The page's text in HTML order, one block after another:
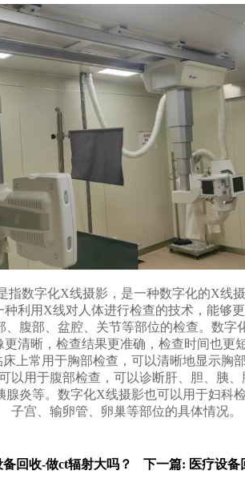
指数字化X线摄影，是一种数字化的X线
利用X线对人体进行检查的技术，能够
、腹部、盆腔、关节等部位的检查。数字
更清晰，检查结果更准确，检查时间也更
上常用于胸部检查，可以清晰地显示胸
以用于腹部检查，可以诊断肝、胆、胰
腺炎等。数字化X线摄影也可以用于妇科
子宫、输卵管、卵巢等部位的具体情况。
备回收-做ct辐射大吗？ 下一篇: 医疗设备